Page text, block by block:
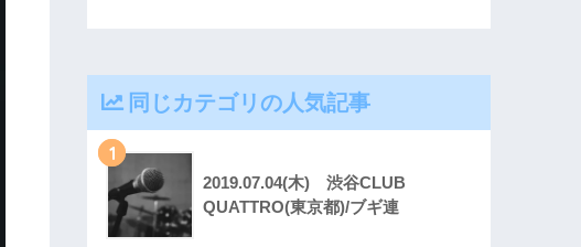
同じカテゴリの人気記事
1
2019.07.04(木) 渋谷CLUB
QUATTRO(東京都)/ブギ連